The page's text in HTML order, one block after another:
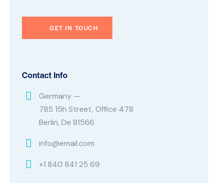
Contact Info
Germany —
785 15h Street, Office 478
Berlin, De 81566
info@email.com
+1 840 841 25 69